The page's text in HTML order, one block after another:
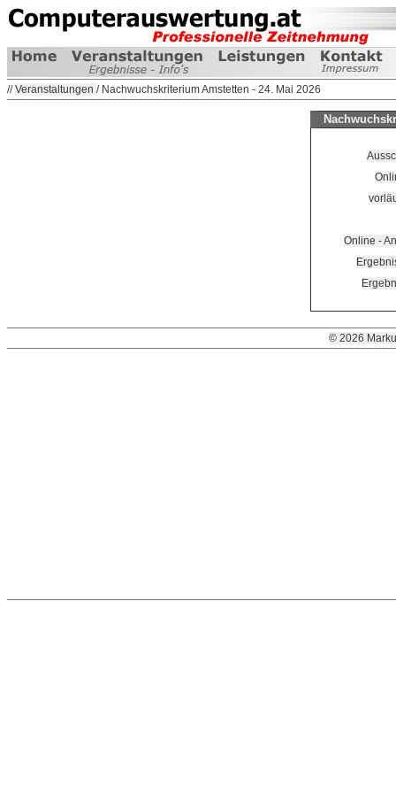
//Veranstaltungen / Nachwuchskriterium Amstetten - 24. Mai 2026
Online -
© 2026